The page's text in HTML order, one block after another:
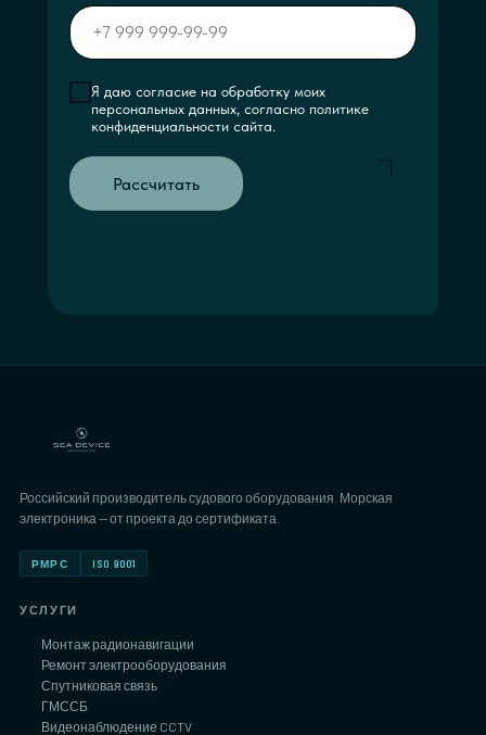
Я даю согласие на обработку моих
персональных данных, согласно политике
конфиденциальности сайта.
Рассчитать
Российский производитель судового оборудования. Морская
электроника — от проекта до сертификата.
РМРС ISO 9001
УСЛУГИ
Монтаж радионавигации
Ремонт электрооборудования
Спутниковая связь
ГМССБ
Видеонаблюдение CCTV